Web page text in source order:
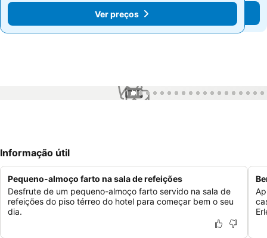
Ver preços
Ver preços
1 / 19
Informação útil
Pequeno-almoço farto na sala de refeições
Desfrute de um pequeno-almoço farto servido na sala de
refeições do piso térreo do hotel para começar bem o seu
dia.